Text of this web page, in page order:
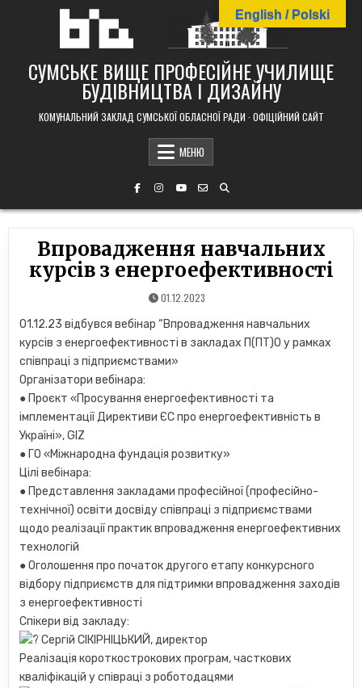
СУМСЬКЕ ВИЩЕ ПРОФЕСІЙНЕ УЧИЛИЩЕ
БУДІВНИЦТВА І ДИЗАЙНУ
КОМУНАЛЬНИЙ ЗАКЛАД СУМСЬКОЇ ОБЛАСНОЇ РАДИ · ОФІЦІЙНИЙ САЙТ
МЕНЮ
Впровадження навчальних
курсів з енергоефективності
01.12.2023
01.12.23 відбувся вебінар “Впровадження навчальних
курсів з енергоефективності в закладах П(ПТ)О у рамках
співпраці з підприємствами»
Організатори вебінара:
● Проєкт «Просування енергоефективності та
імплементації Директиви ЄС про енергоефективність в
Україні», GIZ
● ГО «Міжнародна фундація розвитку»
Цілі вебінара:
● Представлення закладами професійної (професійно-
технічної) освіти досвіду співпраці з підприємствами
щодо реалізації практик впровадження енергоефективних
технологій
● Оголошення про початок другого етапу конкурсного
відбору підприємств для підтримки впровадження заходів
з енергоефективності
Спікери від закладу:
Сергій СІКІРНІЦЬКИЙ, директор
Реалізація короткострокових програм, часткових
кваліфікацій у співраці з роботодацями
English / Polski